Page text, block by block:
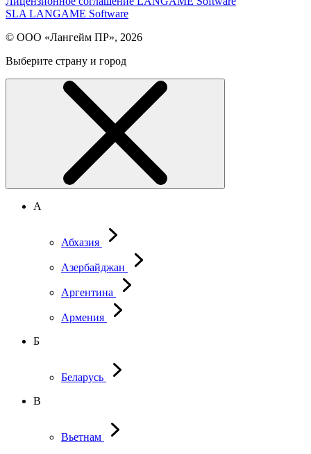
SLA LANGAME Software
© ООО «Лангейм ПР», 2026
Выберите страну и город
А
Абхазия
Азербайджан
Аргентина
Армения
Б
Беларусь
В
Вьетнам